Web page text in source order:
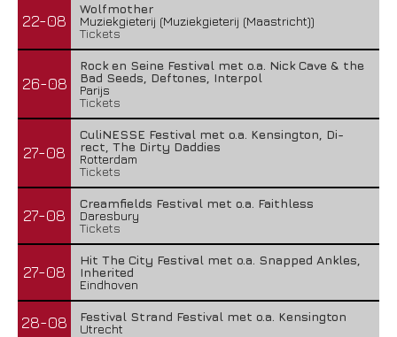
22-08
Wolfmother
Muziekgieterij (Muziekgieterij (Maastricht))
Tickets
26-08
Rock en Seine Festival met o.a. Nick Cave & the
Bad Seeds, Deftones, Interpol
Parijs
Tickets
27-08
CuliNESSE Festival met o.a. Kensington, Di-
rect, The Dirty Daddies
Rotterdam
Tickets
27-08
Creamfields Festival met o.a. Faithless
Daresbury
Tickets
27-08
Hit The City Festival met o.a. Snapped Ankles,
Inherited
Eindhoven
28-08
Festival Strand Festival met o.a. Kensington
Utrecht